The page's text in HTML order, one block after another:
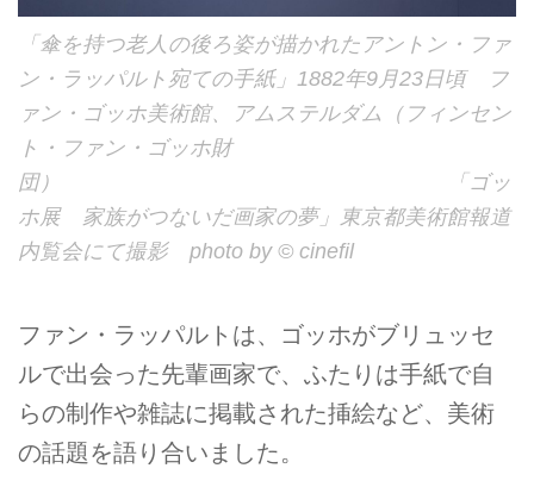
「傘を持つ老人の後ろ姿が描かれたアントン・ファ
ン・ラッパルト宛ての手紙」1882年9月23日頃 フ
ァン・ゴッホ美術館、アムステルダム（フィンセン
ト・ファン・ゴッホ財
団） 「ゴッ
ホ展 家族がつないだ画家の夢」東京都美術館報道
内覧会にて撮影 photo by © cinefil
ファン・ラッパルトは、ゴッホがブリュッセ
ルで出会った先輩画家で、ふたりは手紙で自
らの制作や雑誌に掲載された挿絵など、美術
の話題を語り合いました。